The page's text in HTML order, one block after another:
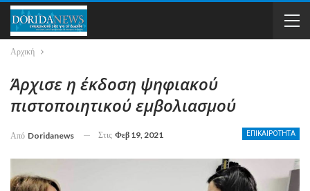
Αρχική
Άρχισε η έκδοση ψηφιακού
πιστοποιητικού εμβολιασμού
ΕΠΙΚΑΙΡΟΤΗΤΑ
Από Doridanews Στις Φεβ 19, 2021